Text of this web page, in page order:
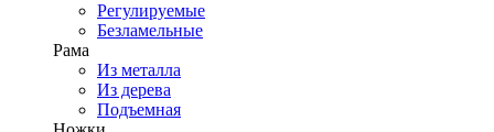
Регулируемые
Безламельные
Рама
Из металла
Из дерева
Подъемная